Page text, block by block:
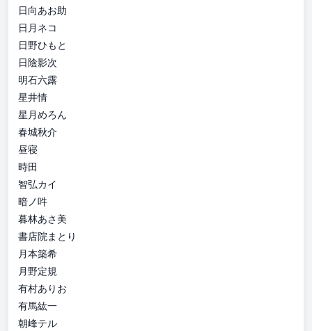
日向あお助
日月ネコ
日野ひもと
日陰影次
明石六露
星井情
星月めろん
春城秋介
昼寝
時田
智弘カイ
暗ノ吽
暮林あさ美
書店院まとり
月本築希
月野定規
有村ありお
有馬紘一
朝峰テル